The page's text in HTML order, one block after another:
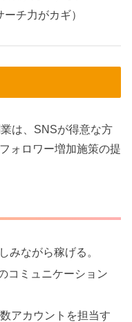
ーチ力がカギ）
は、SNSが得意な方
ォロワー増加施策の提
みながら稼げる。
コミュニケーション
アカウントを担当す